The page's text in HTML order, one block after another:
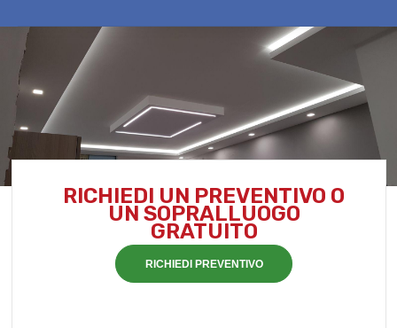
RICHIEDI UN PREVENTIVO O
UN SOPRALLUOGO
GRATUITO
RICHIEDI PREVENTIVO